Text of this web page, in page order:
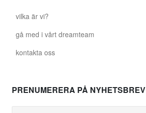
vilka är vi?
gå med i vårt dreamteam
kontakta oss
PRENUMERERA PÅ NYHETSBREV